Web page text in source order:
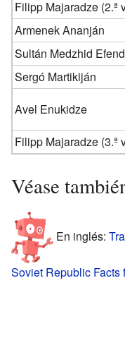
Filipp Majaradze (2.ª
Armenek Ananján
Sultán Medzhid
Sergó Martikiján
Avel Enukidze
Filipp Majaradze (3.ª
Véase
En inglés:
Soviet Republic Facts